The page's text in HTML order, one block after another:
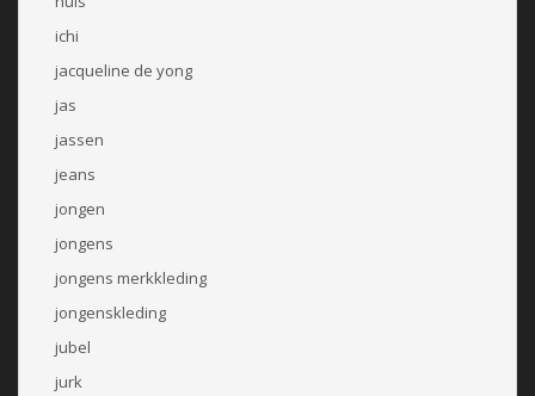
ichi
jacqueline de yong
jas
jassen
jeans
jongen
jongens
jongens merkkleding
jongenskleding
jubel
jurk